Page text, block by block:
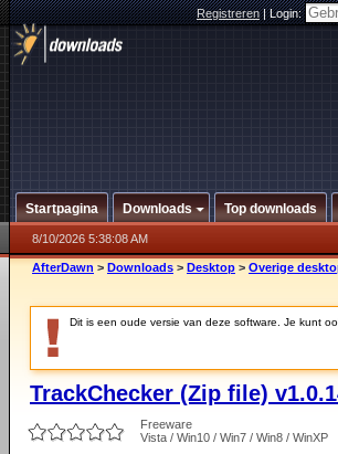
Registreren|Login:
Startpagina Downloads Top downloads
8/10/2026 5:38:08 AM
AfterDawn > Downloads > Desktop > Overige
Dit is een oude versie van deze software. Je kunt
TrackChecker (Zip file)
Freeware
Vista / Win10 / Win7 / Win8 / WinXP